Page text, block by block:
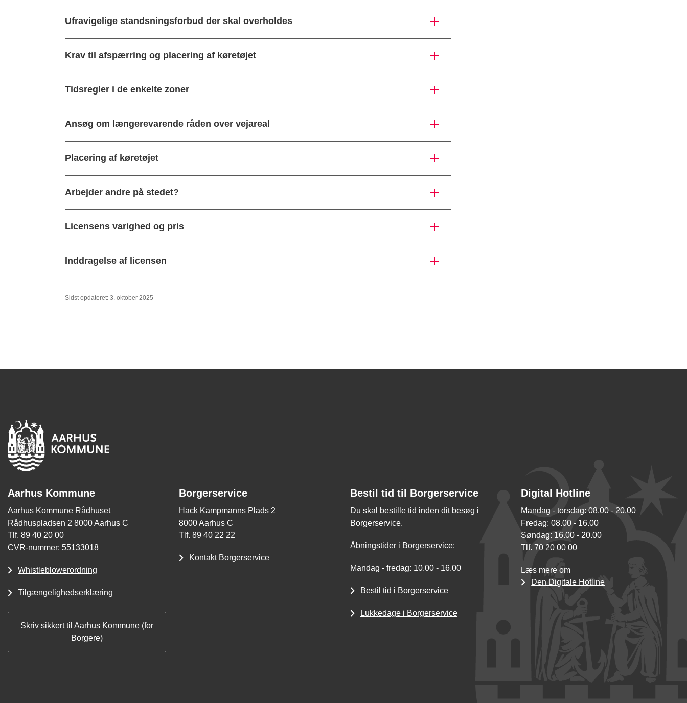
Ufravigelige standsningsforbud der skal overholdes
Krav til afspærring og placering af køretøjet
Tidsregler i de enkelte zoner
Ansøg om længerevarende råden over vejareal
Placering af køretøjet
Arbejder andre på stedet?
Licensens varighed og pris
Inddragelse af licensen
Sidst opdateret: 3. oktober 2025
Aarhus Kommune
Aarhus Kommune Rådhuset
Rådhuspladsen 2 8000 Aarhus C
Tlf. 89 40 20 00
CVR-nummer: 55133018
Whistleblowerordning
Tilgængelighedserklæring
Skriv sikkert til Aarhus Kommune (for
Borgere)
Borgerservice
Hack Kampmanns Plads 2
8000 Aarhus C
Tlf. 89 40 22 22
Kontakt Borgerservice
Bestil tid til Borgerservice
Du skal bestille tid inden dit besøg i
Borgerservice.
Åbningstider i Borgerservice:
Mandag - fredag: 10.00 - 16.00
Bestil tid i Borgerservice
Lukkedage i Borgerservice
Digital Hotline
Mandag - torsdag: 08.00 - 20.00
Fredag: 08.00 - 16.00
Søndag: 16.00 - 20.00
Tlf. 70 20 00 00
Læs mere om
Den Digitale Hotline